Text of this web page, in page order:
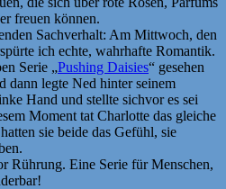
freuen können.
Sachverhalt: Am Mittwoch, den
ich echte, wahrhafte Romantik.
Serie „Pushing Daisies“ gesehen
dann legte Ned hinter seinem
Hand und stellte sichvor es sei
Moment tat Charlotte das gleiche
sie beide das Gefühl, sie
Rührung. Eine Serie für Menschen,